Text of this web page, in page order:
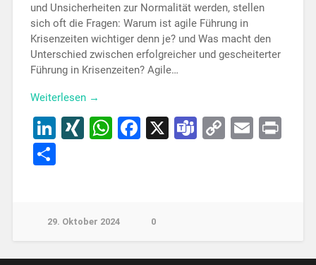
und Unsicherheiten zur Normalität werden, stellen
sich oft die Fragen: Warum ist agile Führung in
Krisenzeiten wichtiger denn je? und Was macht den
Unterschied zwischen erfolgreicher und gescheiterter
Führung in Krisenzeiten? Agile…
Weiterlesen →
LinkedIn
XINGWhatsApp
Facebook
X Teams
CopyEmail
Teilen
29. Oktober 2024 0